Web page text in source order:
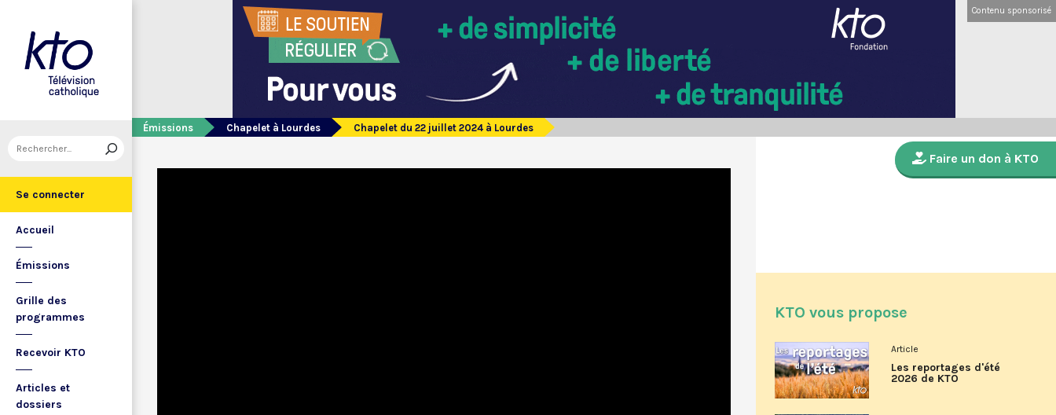
Se connecter
Accueil
Émissions
Grille des
programmes
Recevoir KTO
Articles et
dossiers
Contenu sponsorisé
Émissions Chapelet à Lourdes Chapelet du 22 juillet 2024 à Lourdes
Faire un don à KTO
KTO vous propose
Article
Les reportages d'été
2026 de KTO